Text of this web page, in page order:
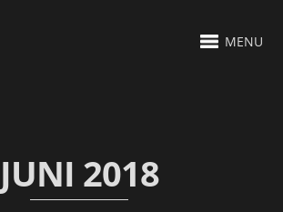
MENU
JUNI 2018